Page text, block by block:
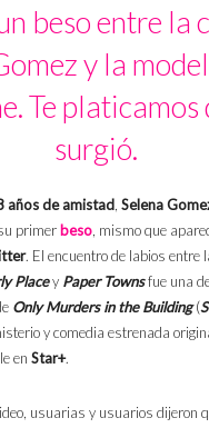
beso entre la
y la
Te platicamos
surgió.
años de amistad, Selena
primer beso, mismo que
. El encuentro de labios entre
Placey Paper Townsfue una
Only Murders in the Building(
y comedia estrenada
en Star+.
usuarias y usuarios dijeron